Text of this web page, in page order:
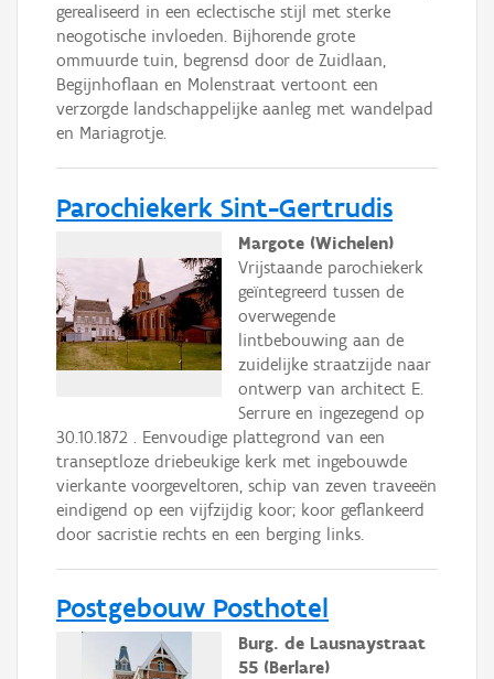
gerealiseerd in een eclectische stijl met sterke
neogotische invloeden. Bijhorende grote
ommuurde tuin, begrensd door de Zuidlaan,
Begijnhoflaan en Molenstraat vertoont een
verzorgde landschappelijke aanleg met wandelpad
en Mariagrotje.
Parochiekerk Sint-Gertrudis
Margote (Wichelen)
Vrijstaande parochiekerk
geïntegreerd tussen de
overwegende
lintbebouwing aan de
zuidelijke straatzijde naar
ontwerp van architect E.
Serrure en ingezegend op
30.10.1872 . Eenvoudige plattegrond van een
transeptloze driebeukige kerk met ingebouwde
vierkante voorgeveltoren, schip van zeven traveeën
eindigend op een vijfzijdig koor; koor geflankeerd
door sacristie rechts en een berging links.
Postgebouw Posthotel
Burg. de Lausnaystraat
55 (Berlare)